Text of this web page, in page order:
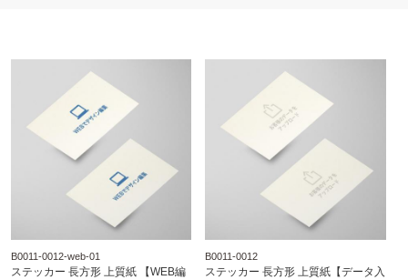
B0011-0012-web-01
ステッカー 長方形 上質紙 【WEB編
B0011-0012
ステッカー 長方形 上質紙【データ入